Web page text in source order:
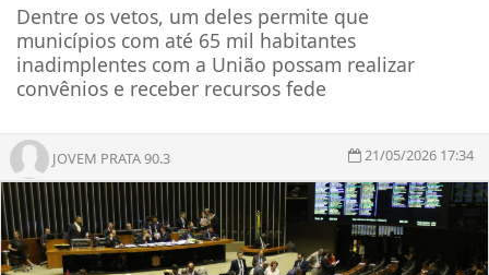
Dentre os vetos, um deles permite que
municípios com até 65 mil habitantes
inadimplentes com a União possam realizar
convênios e receber recursos fede
JOVEM PRATA 90.3 21/05/2026 17:34